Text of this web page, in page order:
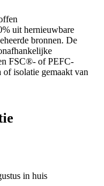
uit hernieuwbare
bronnen. De
FSC®- of PEFC-
isolatie gemaakt van
in huis